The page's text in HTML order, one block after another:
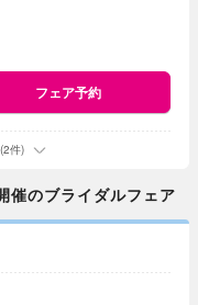
フェア予約
件)
のブライダルフェア